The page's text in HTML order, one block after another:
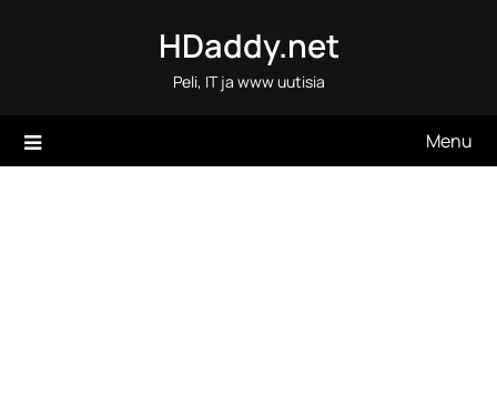
HDaddy.net
Peli, IT ja www uutisia
Menu